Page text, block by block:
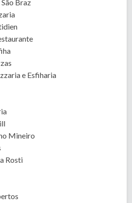
Braz
e Esfiharia
Mineiro
Rosti